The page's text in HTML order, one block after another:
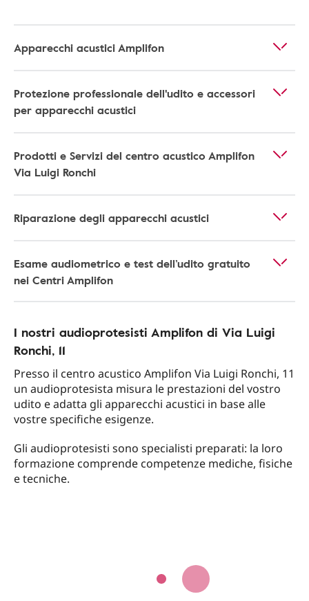
Apparecchi acustici Amplifon
Protezione professionale dell'udito e accessori
per apparecchi acustici
Prodotti e Servizi del centro acustico Amplifon
Via Luigi Ronchi
Riparazione degli apparecchi acustici
Esame audiometrico e test dell’udito gratuito
nei Centri Amplifon
I nostri audioprotesisti Amplifon di Via Luigi
Ronchi, 11
Presso il centro acustico Amplifon Via Luigi Ronchi, 11
un audioprotesista misura le prestazioni del vostro
udito e adatta gli apparecchi acustici in base alle
vostre specifiche esigenze.
Gli audioprotesisti sono specialisti preparati: la loro
formazione comprende competenze mediche, fisiche
e tecniche.